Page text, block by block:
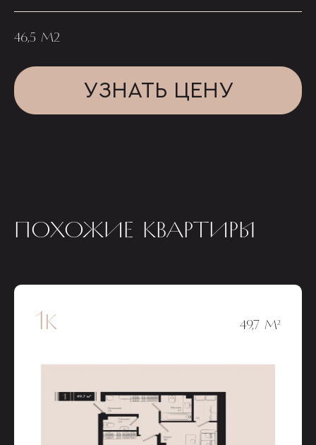
46,5 М2
УЗНАТЬ ЦЕНУ
ПОХОЖИЕ КВАРТИРЫ
1к 49,7 М²